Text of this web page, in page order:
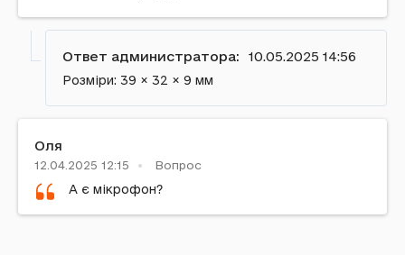
Ответ администратора: 10.05.2025 14:56
Розміри: 39 × 32 × 9 мм
Оля
12.04.2025 12:15 Вопрос
А є мікрофон?